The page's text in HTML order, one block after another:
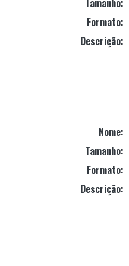
Tamanho:
Formato:
Descrição:
Nome:
Tamanho:
Formato:
Descrição: